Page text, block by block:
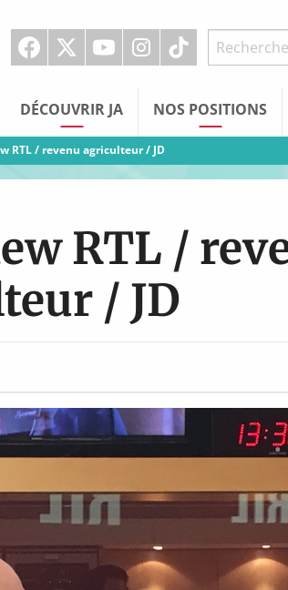
DÉCOUVRIR JA NOS POSITIONS
RTL / revenu agriculteur / JD
RTL /
/ JD